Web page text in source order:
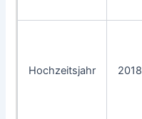
Hochzeitsjahr 2018